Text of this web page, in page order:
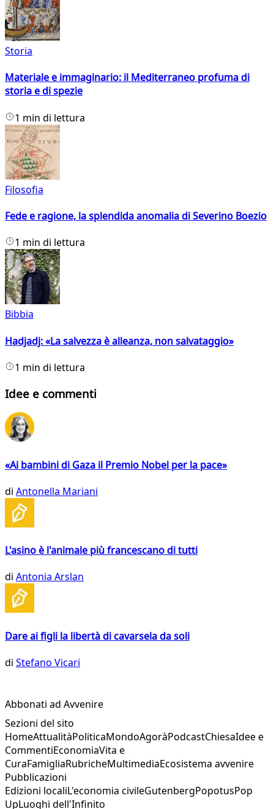
Storia
Materiale e immaginario: il Mediterraneo profuma di
storia e di spezie
1 min di lettura
Filosofia
Fede e ragione, la splendida anomalia di Severino Boezio
1 min di lettura
Bibbia
Hadjadj: «La salvezza è alleanza, non salvataggio»
1 min di lettura
Idee e commenti
«Ai bambini di Gaza il Premio Nobel per la pace»
di Antonella Mariani
L'asino è l'animale più francescano di tutti
di Antonia Arslan
Dare ai figli la libertà di cavarsela da soli
di Stefano Vicari
Abbonati ad Avvenire
Sezioni del sito
HomeAttualitàPoliticaMondoAgoràPodcastChiesaIdee e
CommentiEconomiaVita e
CuraFamigliaRubricheMultimediaEcosistema avvenire
Pubblicazioni
Edizioni localiL'economia civileGutenbergPopotusPop
UpLuoghi dell'Infinito